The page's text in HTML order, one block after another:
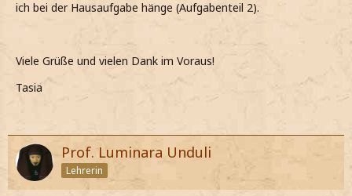
ich bei der Hausaufgabe hänge (Aufgabenteil 2).
Viele Grüße und vielen Dank im Voraus!
Tasia
Prof. Luminara Unduli
Lehrerin